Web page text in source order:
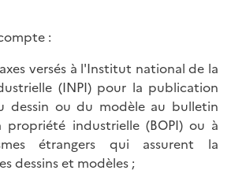
:
versés à l'Institut national de la
(INPI) pour la publication
dessin ou du modèle au bulletin
industrielle (BOPI) ou à
étrangers qui assurent la
dessins et modèles ;